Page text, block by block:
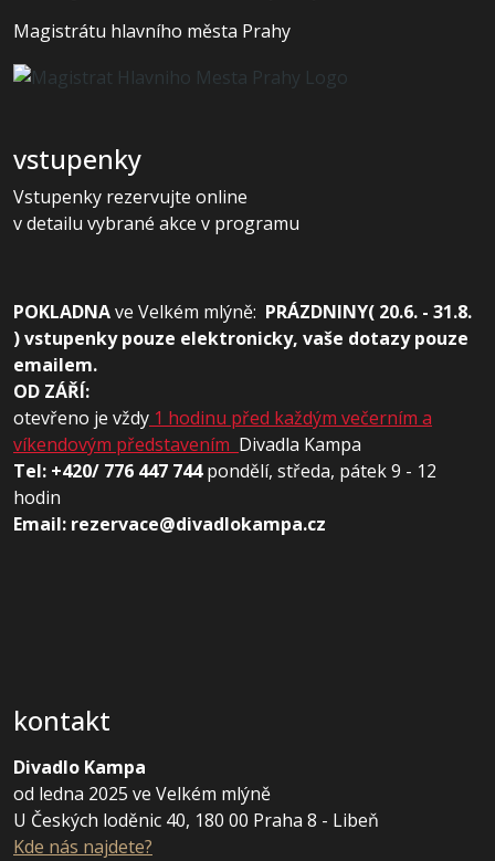
Magistrátu hlavního města Prahy
vstupenky
Vstupenky rezervujte online
v detailu vybrané akce v programu
POKLADNAve Velkém mlýně: PRÁZDNINY( 20.6. - 31.8.
) vstupenky pouze elektronicky, vaše dotazy pouze
emailem.
OD ZÁŘÍ:
otevřeno je vždy 1 hodinu před každým večerním a
víkendovým představením Divadla Kampa
Tel: +420/ 776 447 744pondělí, středa, pátek 9 - 12
hodin
Email: rezervace@divadlokampa.cz
kontakt
Divadlo Kampa
od ledna 2025 ve Velkém mlýně
U Českých loděnic 40, 180 00 Praha 8 - Libeň
Kde nás najdete?